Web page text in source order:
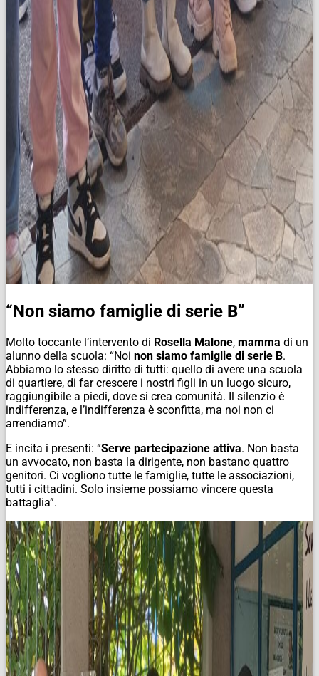
“Non siamo famiglie di serie B”
Molto toccante l’intervento di Rosella Malone, mamma di un
alunno della scuola: “Noi non siamo famiglie di serie B.
Abbiamo lo stesso diritto di tutti: quello di avere una scuola
di quartiere, di far crescere i nostri figli in un luogo sicuro,
raggiungibile a piedi, dove si crea comunità. Il silenzio è
indifferenza, e l’indifferenza è sconfitta, ma noi non ci
arrendiamo”.
E incita i presenti: “Serve partecipazione attiva. Non basta
un avvocato, non basta la dirigente, non bastano quattro
genitori. Ci vogliono tutte le famiglie, tutte le associazioni,
tutti i cittadini. Solo insieme possiamo vincere questa
battaglia”.